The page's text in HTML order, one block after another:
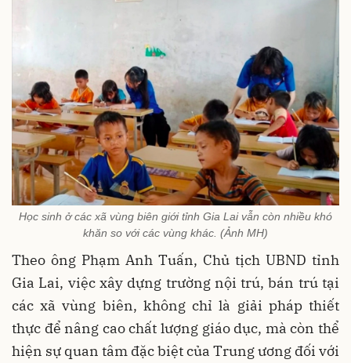
Học sinh ở các xã vùng biên giới tỉnh Gia Lai vẫn còn nhiều khó
khăn so với các vùng khác. (Ảnh MH)
Theo ông Phạm Anh Tuấn, Chủ tịch UBND tỉnh
Gia Lai, việc xây dựng trường nội trú, bán trú tại
các xã vùng biên, không chỉ là giải pháp thiết
thực để nâng cao chất lượng giáo dục, mà còn thể
hiện sự quan tâm đặc biệt của Trung ương đối với